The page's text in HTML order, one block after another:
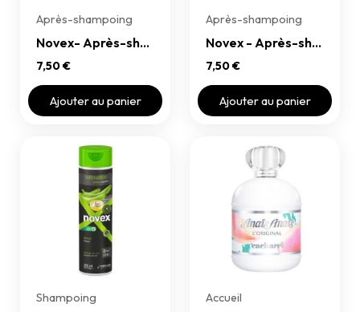
Après-shampoing
Novex- Après-shampoing Brazilian Keratin Conditioner
7,50 €
Ajouter au panier
Après-shampoing
Novex - Après-shampoing Collagen Infusion Conditioner
7,50 €
Ajouter au panier
Shampoing Accueil